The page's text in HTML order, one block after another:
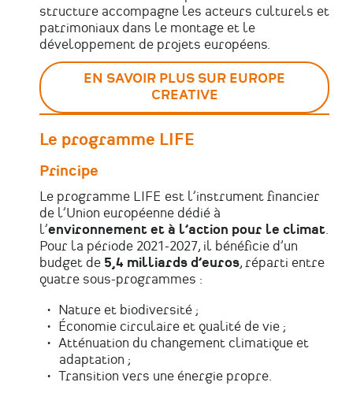
structure accompagne les acteurs culturels et
patrimoniaux dans le montage et le
développement de projets européens.
EN SAVOIR PLUS SUR EUROPE
CREATIVE
Le programme LIFE
Principe
Le programme LIFE est l’instrument financier
de l’Union européenne dédié à
l’environnement et à l’action pour le climat.
Pour la période 2021-2027, il bénéficie d’un
budget de 5,4 milliards d’euros, réparti entre
quatre sous-programmes :
Nature et biodiversité ;
Économie circulaire et qualité de vie ;
Atténuation du changement climatique et
adaptation ;
Transition vers une énergie propre.